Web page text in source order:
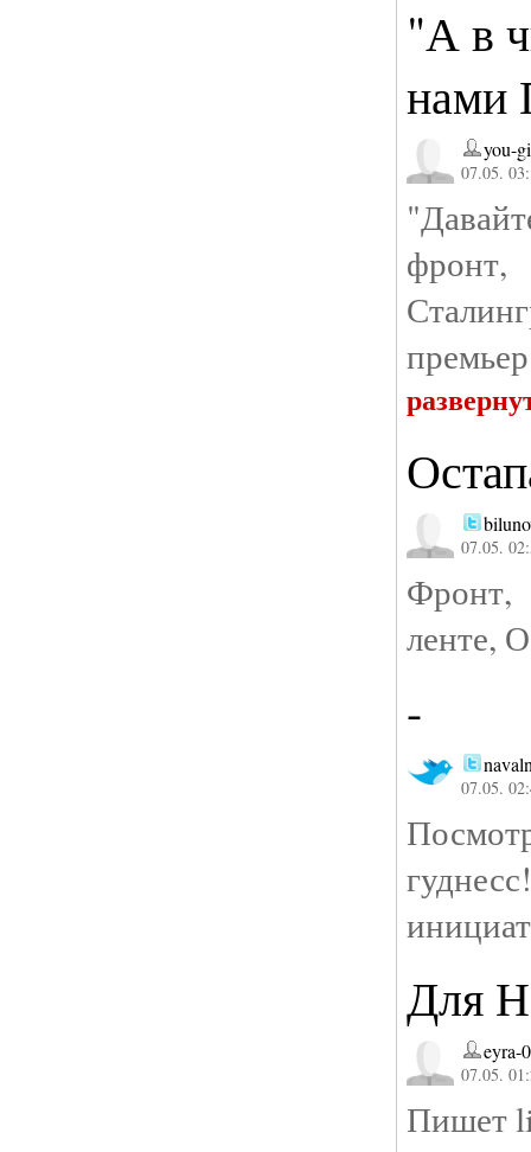
"А в
нами
you-
07.05.
07.05.
Фронт,
ленте,
-
07.05.
Для
eyra-
07.05.
Пишет